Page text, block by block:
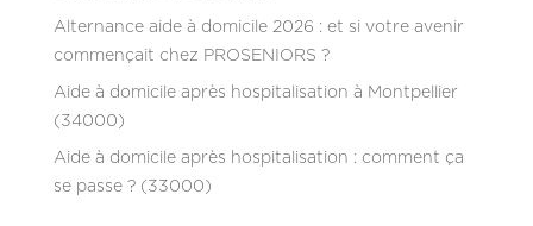
Alternance aide à domicile 2026 : et si votre avenir
commençait chez PROSENIORS ?
Aide à domicile après hospitalisation à Montpellier
(34000)
Aide à domicile après hospitalisation : comment ça
se passe ? (33000)